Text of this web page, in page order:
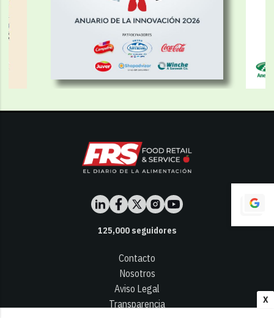
X
125,000seguidores
Contacto
Nosotros
Aviso Legal
Transparencia